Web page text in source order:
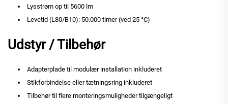
Lysstrøm op til 5600 lm
Levetid (L80/B10): 50.000 timer (ved 25 °C)
Udstyr / Tilbehør
Adapterplade til modulær installation inkluderet
Stikforbindelse eller tætningsring inkluderet
Tilbehør til flere monteringsmuligheder tilgængeligt